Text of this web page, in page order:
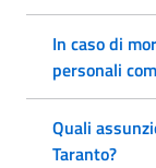
In caso di
personali
Quali
Taranto?